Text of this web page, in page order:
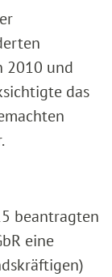
2010 und
das
beantragten
eine